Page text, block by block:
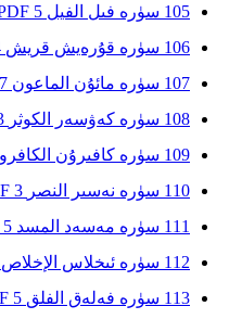
105 سۈرە فىل الفيل 5
↓
106 سۈرە قۇرەيش قريش
107 سۈرە مائۇن الماعون 7
108 سۈرە كەۋسەر الكوثر
109 سۈرە كافىرۇن
110 سۈرە نەسىر النصر 3
↓
111 سۈرە مەسەد المسد 5
112 سۈرە ئىخلاس الإخلاص
113 سۈرە فەلەق الفلق 5